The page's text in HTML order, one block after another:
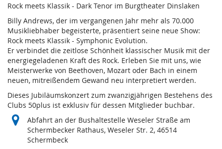
Rock meets Klassik - Dark Tenor im Burgtheater Dinslaken
Billy Andrews, der im vergangenen Jahr mehr als 70.000
Musikliebhaber begeisterte, präsentiert seine neue Show:
Rock meets Klassik - Symphonic Evolution.
Er verbindet die zeitlose Schönheit klassischer Musik mit der
energiegeladenen Kraft des Rock. Erleben Sie mit uns, wie
Meisterwerke von Beethoven, Mozart oder Bach in einem
neuen, mitreißendem Gewand neu interpretiert werden.
Dieses Jubiläumskonzert zum zwanzigjährigen Bestehens des
Clubs 50plus ist exklusiv für dessen Mitglieder buchbar.
Abfahrt an der Bushaltestelle Weseler Straße am
Schermbecker Rathaus, Weseler Str. 2, 46514
Schermbeck